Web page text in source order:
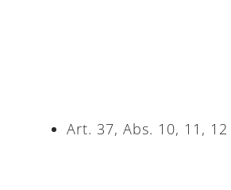
Art. 37, Abs. 10, 11, 12